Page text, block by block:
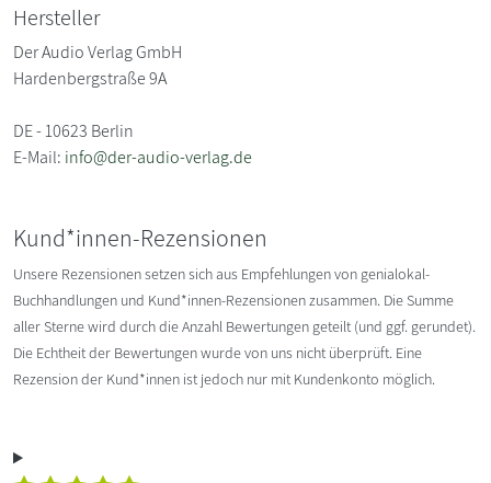
Hersteller
Der Audio Verlag GmbH
Hardenbergstraße 9A
DE - 10623 Berlin
E-Mail: info@der-audio-verlag.de
Kund*innen-Rezensionen
Unsere Rezensionen setzen sich aus Empfehlungen von genialokal-
Buchhandlungen und Kund*innen-Rezensionen zusammen. Die Summe
aller Sterne wird durch die Anzahl Bewertungen geteilt (und ggf. gerundet).
Die Echtheit der Bewertungen wurde von uns nicht überprüft. Eine
Rezension der Kund*innen ist jedoch nur mit Kundenkonto möglich.